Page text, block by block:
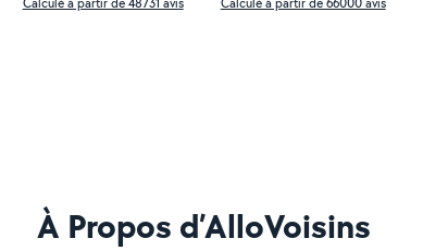
À Propos d’AlloVoisins